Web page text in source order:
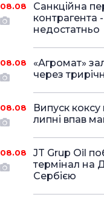
08.08
Санкційна
контрагента
недостатньо
08.08
«Агромат»
через
08.08
Випуск коксу
липні впав
08.08
JT Grup Oil
термінал на
Сербією